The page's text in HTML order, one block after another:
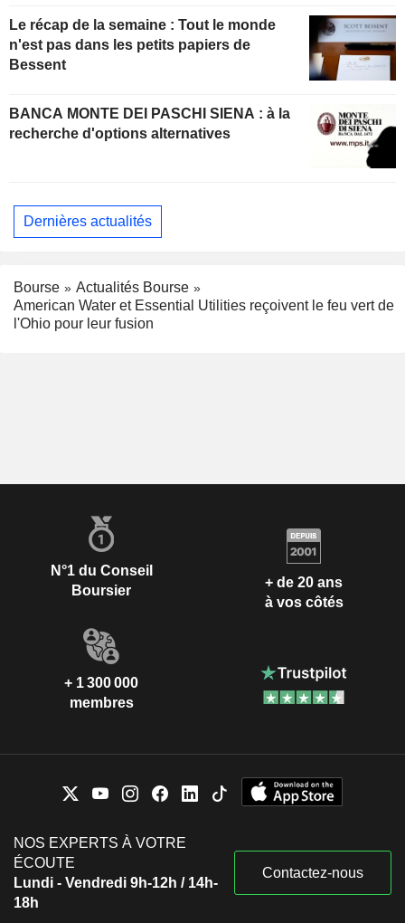
Le récap de la semaine : Tout le monde
n'est pas dans les petits papiers de
Bessent
BANCA MONTE DEI PASCHI SIENA : à la
recherche d'options alternatives
Dernières actualités
Bourse
Actualités Bourse
American Water et Essential Utilities reçoivent le feu vert de
l'Ohio pour leur fusion
N°1 du Conseil
Boursier
+ de 20 ans
à vos côtés
+ 1 300 000
membres
NOS EXPERTS À VOTRE
ÉCOUTE
Lundi - Vendredi 9h-12h / 14h-
18h
Contactez-nous